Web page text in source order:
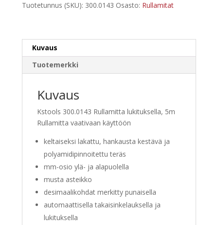
Tuotetunnus (SKU): 300.0143 Osasto: Rullamitat
Kuvaus
Tuotemerkki
Kuvaus
Kstools 300.0143 Rullamitta lukituksella, 5m
Rullamitta vaativaan käyttöön
keltaiseksi lakattu, hankausta kestävä ja
polyamidipinnoitettu teräs
mm-osio ylä- ja alapuolella
musta asteikko
desimaalikohdat merkitty punaisella
automaattisella takaisinkelauksella ja
lukituksella